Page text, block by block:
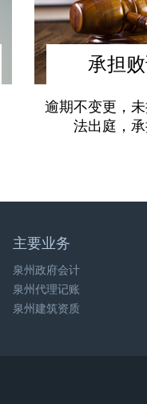
承担
逾期不变更，
法出庭，
主要业务
泉州政府会计
泉州代理记账
泉州建筑资质